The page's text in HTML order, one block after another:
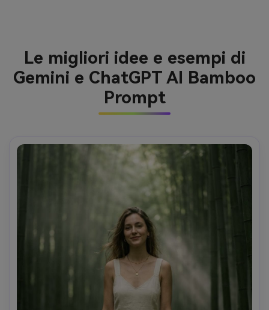
Le migliori idee e esempi di
Gemini e ChatGPT AI Bamboo
Prompt